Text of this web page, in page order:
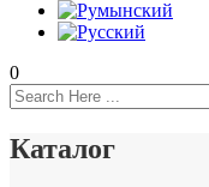
0
Каталог